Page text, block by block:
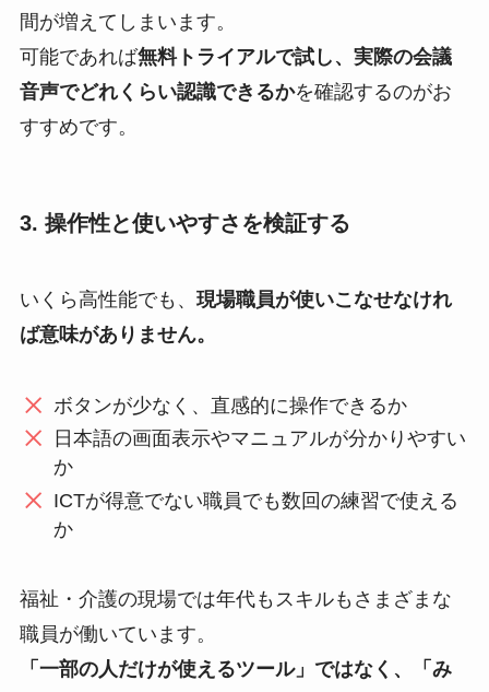
間が増えてしまいます。
可能であれば無料トライアルで試し、実際の会議
音声でどれくらい認識できるかを確認するのがお
すすめです。
3. 操作性と使いやすさを検証する
いくら高性能でも、 現場職員が使いこなせなけれ
ば意味がありません。
ボタンが少なく、直感的に操作できるか
日本語の画面表示やマニュアルが分かりやすい
か
ICTが得意でない職員でも数回の練習で使える
か
福祉・介護の現場では年代もスキルもさまざまな
職員が働いています。
「一部の人だけが使えるツール」ではなく、「み